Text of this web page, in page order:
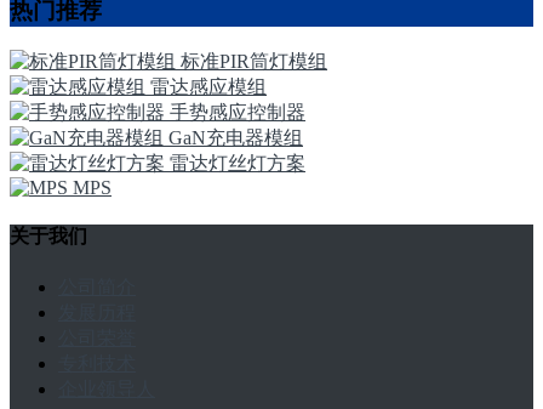
热门推荐
标准PIR筒灯模组
雷达感应模组
手势感应控制器
GaN充电器模组
雷达灯丝灯方案
MPS
关于我们